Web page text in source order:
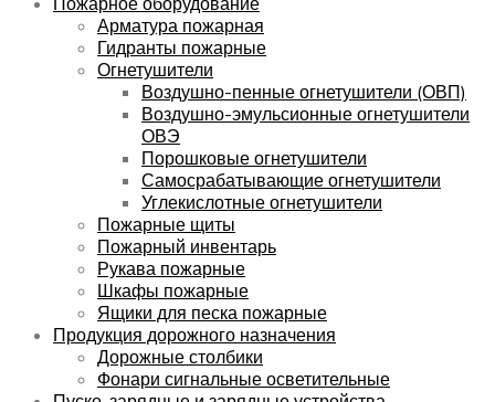
Арматура пожарная
Гидранты пожарные
Огнетушители
Воздушно-пенные огнетушители (ОВП)
Воздушно-эмульсионные огнетушители
ОВЭ
Порошковые огнетушители
Самосрабатывающие огнетушители
Углекислотные огнетушители
Пожарные щиты
Пожарный инвентарь
Рукава пожарные
Шкафы пожарные
Ящики для песка пожарные
Продукция дорожного назначения
Дорожные столбики
Фонари сигнальные осветительные